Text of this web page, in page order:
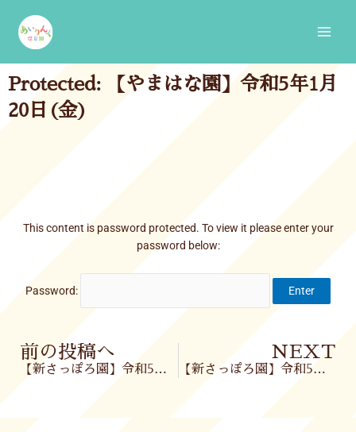
content
Protected: 【やまはな園】令和5年1月
20日(金)
This content is password protected. To view it please enter your
password below:
Password:
Prev
前の投稿へ
【新さっぽろ園】令和5年1月20日(金)
NEXT
【新さっぽろ園】令和5年1月23日(月)